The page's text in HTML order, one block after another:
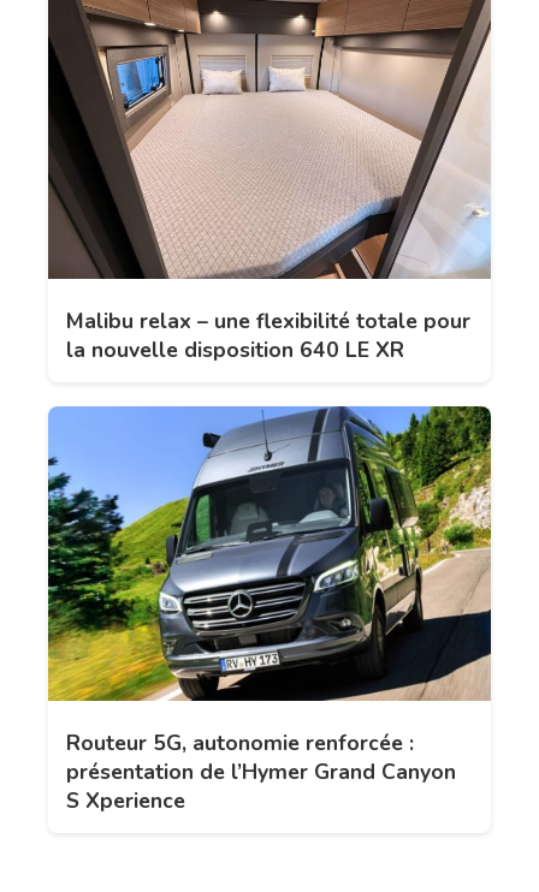
Malibu relax – une flexibilité totale pour
la nouvelle disposition 640 LE XR
Routeur 5G, autonomie renforcée :
présentation de l’Hymer Grand Canyon
S Xperience